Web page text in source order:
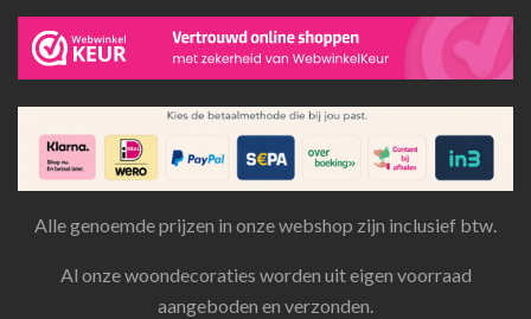
Alle genoemde prijzen in onze webshop zijn inclusief btw.
Al onze woondecoraties worden uit eigen voorraad
aangeboden en verzonden.